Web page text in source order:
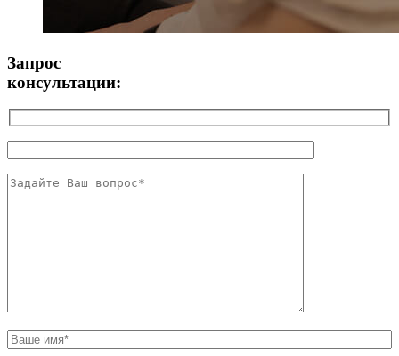
Запрос
консультации: